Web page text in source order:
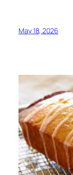
May 18, 2026